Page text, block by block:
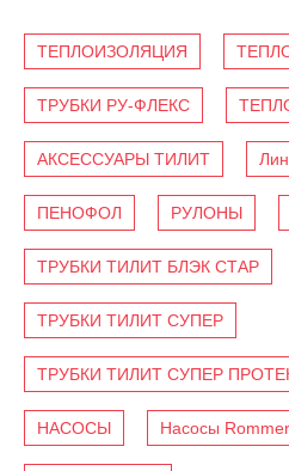
ТЕПЛОИЗОЛЯЦИЯ
ТРУБКИ РУ-ФЛЕКС
АКСЕССУАРЫ ТИЛИТ
ПЕНОФОЛ РУЛОНЫ
ТРУБКИ ТИЛИТ БЛЭК СТАР
ТРУБКИ ТИЛИТ СУПЕР
ТРУБКИ ТИЛИТ СУПЕР
НАСОСЫ Насосы Rommer